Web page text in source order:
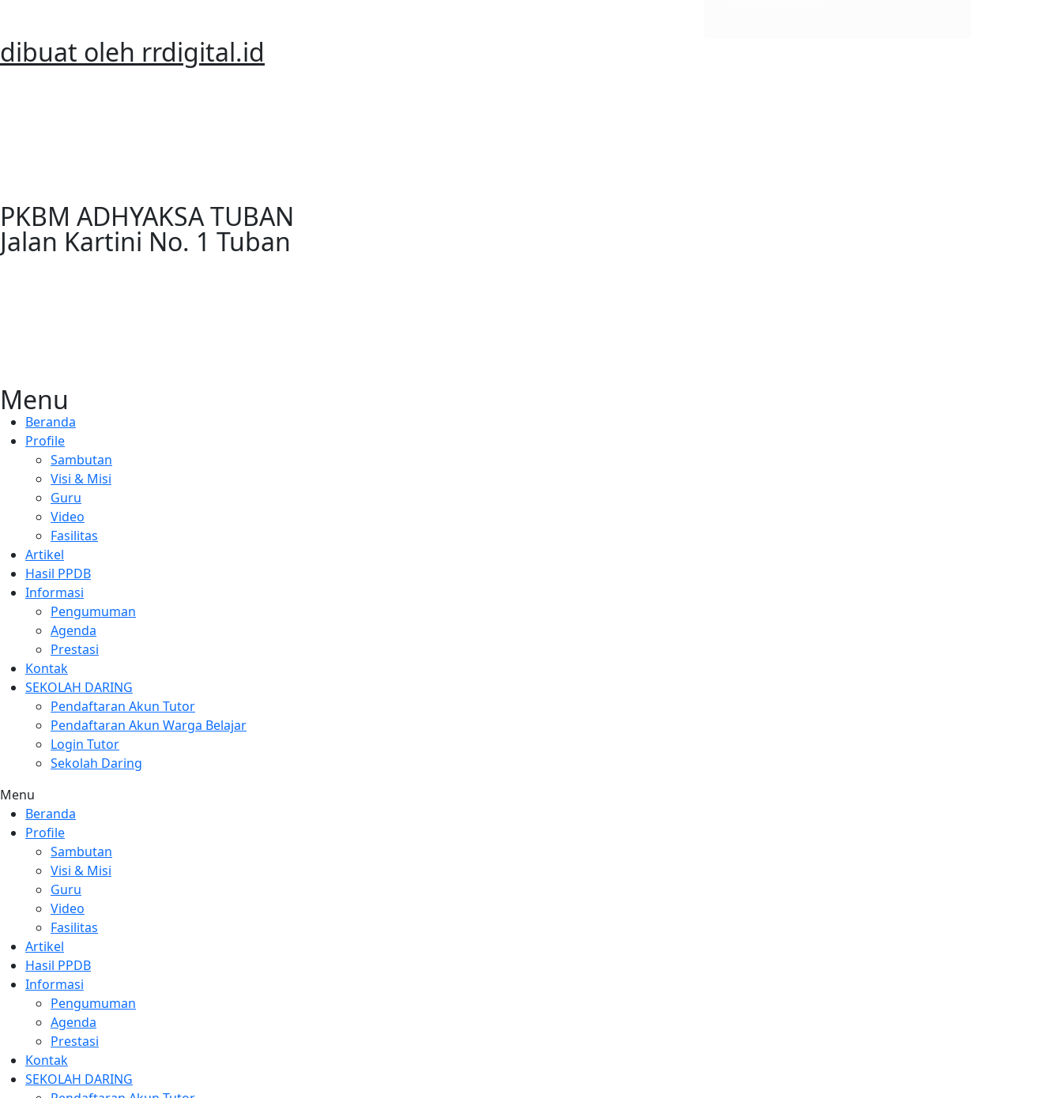
dibuat oleh rrdigital.id
PKBM ADHYAKSA TUBAN
Jalan Kartini No. 1 Tuban
Menu
Beranda
Profile
Sambutan
Visi & Misi
Guru
Video
Fasilitas
Artikel
Hasil PPDB
Informasi
Pengumuman
Agenda
Prestasi
Kontak
SEKOLAH DARING
Pendaftaran Akun Tutor
Pendaftaran Akun Warga Belajar
Login Tutor
Sekolah Daring
Menu
Beranda
Profile
Sambutan
Visi & Misi
Guru
Video
Fasilitas
Artikel
Hasil PPDB
Informasi
Pengumuman
Agenda
Prestasi
Kontak
SEKOLAH DARING